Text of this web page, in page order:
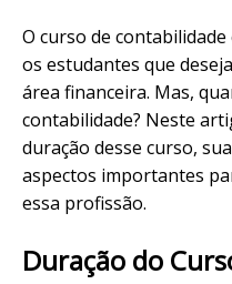
O curso de
os estudantes que
área financeira. Mas,
contabilidade? Neste
duração desse curso,
aspectos importantes
essa profissão.
Duração do